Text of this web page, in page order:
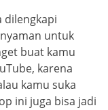
dilengkapi
untuk
buat kamu
karena
kamu suka
ini juga bisa jadi